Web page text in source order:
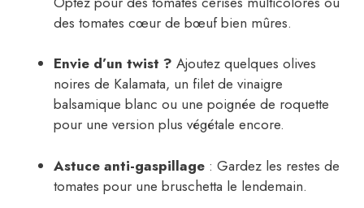
des tomates cœur de bœuf bien mûres.
Envie d’un twist ? Ajoutez quelques olives
noires de Kalamata, un filet de vinaigre
balsamique blanc ou une poignée de roquette
pour une version plus végétale encore.
Astuce anti-gaspillage : Gardez les restes de
tomates pour une bruschetta le lendemain.